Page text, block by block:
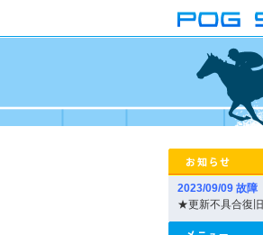
2023/09/09 故障
★更新不具合復旧